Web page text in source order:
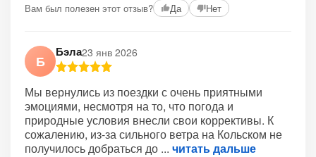
Вам был полезен этот отзыв? Да Нет
Б
Бэла23 янв 2026
Мы вернулись из поездки с очень приятными
эмоциями, несмотря на то, что погода и
природные условия внесли свои коррективы. К
сожалению, из-за сильного ветра на Кольском не
получилось добраться до
читать дальше